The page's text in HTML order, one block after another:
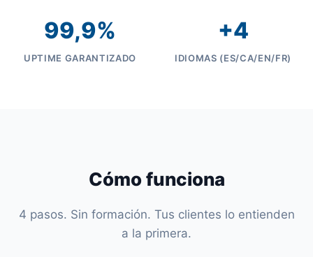
99,9%
UPTIME GARANTIZADO
+4
IDIOMAS (ES/CA/EN/FR)
Cómo funciona
4 pasos. Sin formación. Tus clientes lo entienden
a la primera.